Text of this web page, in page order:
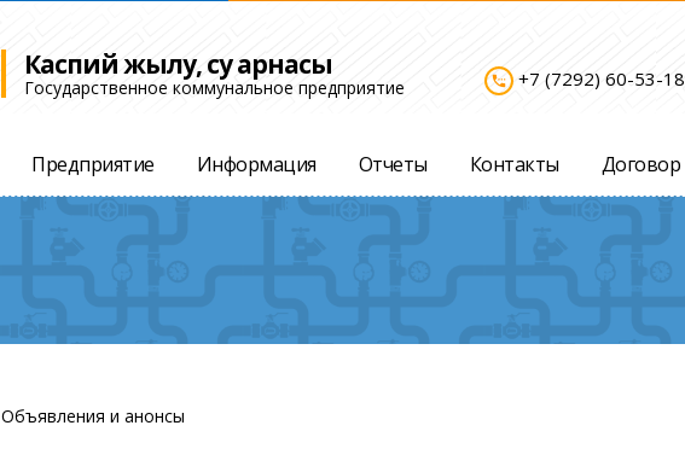
Каспий жылу, су арнасы
Государственное коммунальное предприятие settings_phone +7 (7292) 60-53-18
Предприятие Информация Отчеты Контакты Договор
Объявления и анонсы